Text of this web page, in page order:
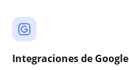
Integraciones de Google